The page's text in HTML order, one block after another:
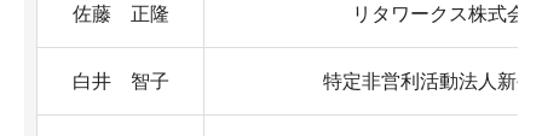
佐藤 正隆 リタワークス株式
白井 智子 特定非営利活動法人新